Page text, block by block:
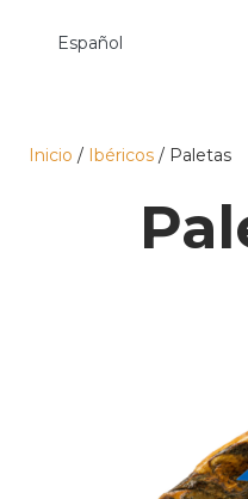
Español
Inicio / Ibéricos / Paletas